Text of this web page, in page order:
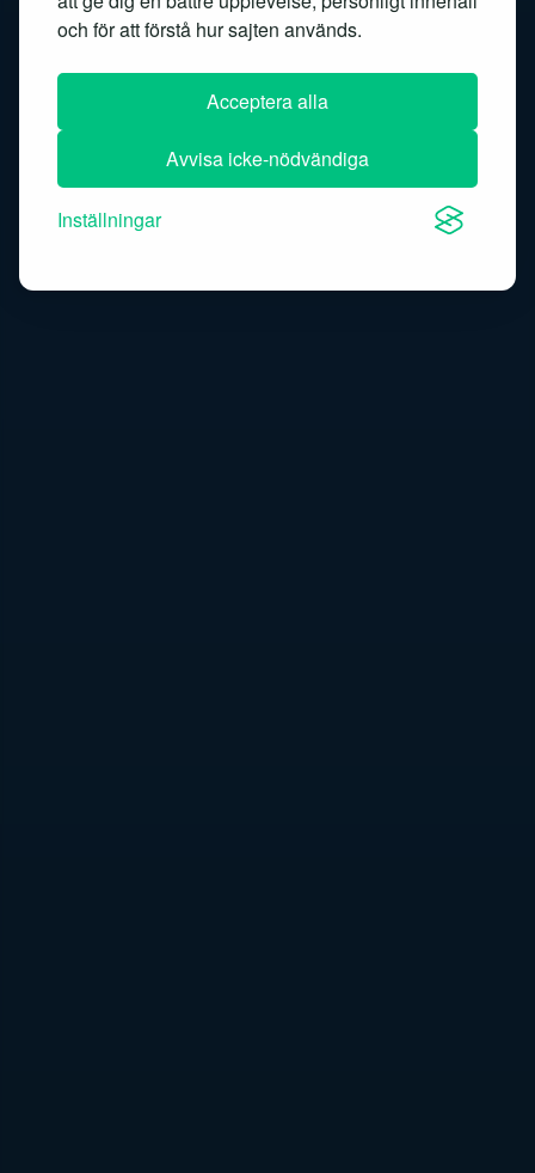
och för att förstå hur sajten används.
Acceptera alla
Avvisa icke-nödvändiga
Inställningar
Similarity search Speech recognition
Speech-to-text